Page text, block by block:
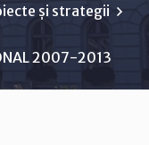
și strategii
2007-2013